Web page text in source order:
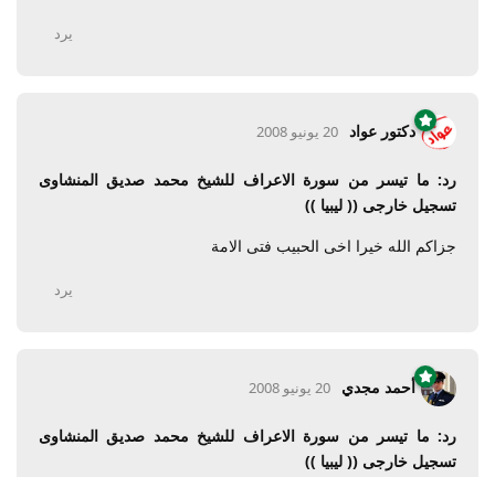
يرد
دكتور عواد 20 يونيو 2008
رد: ما تيسر من سورة الاعراف للشيخ محمد صديق المنشاوى
تسجيل خارجى (( ليبيا ))
جزاكم الله خيرا اخى الحبيب فتى الامة
يرد
أحمد مجدي 20 يونيو 2008
رد: ما تيسر من سورة الاعراف للشيخ محمد صديق المنشاوى
تسجيل خارجى (( ليبيا ))